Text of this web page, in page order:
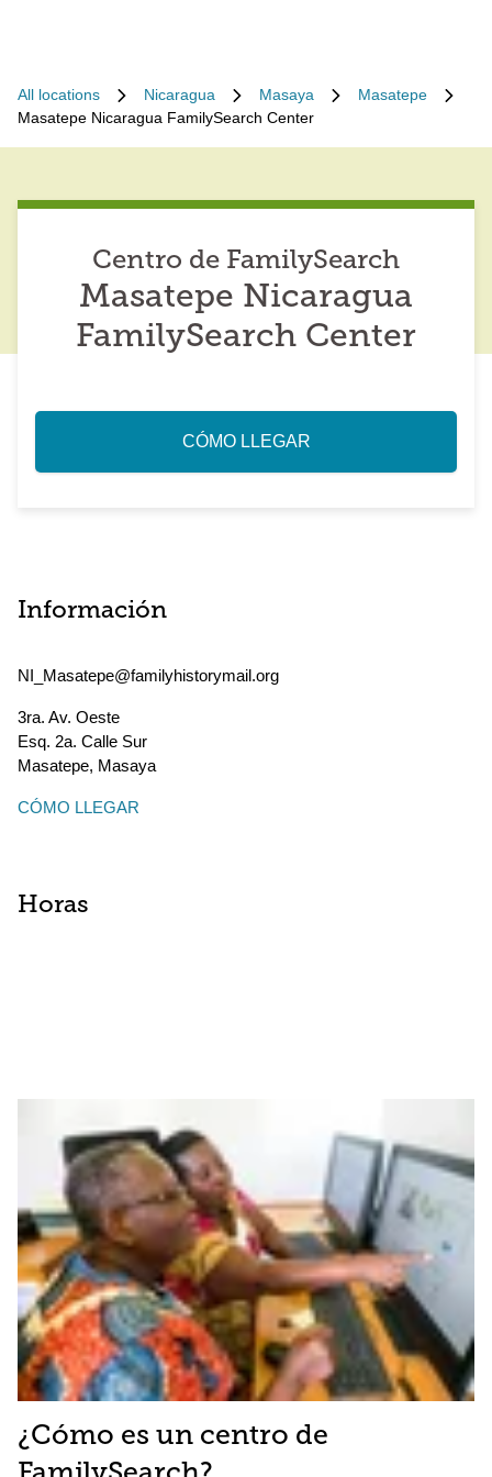
All locations Nicaragua Masaya
Masatepe
Masatepe Nicaragua FamilySearch Center
Centro de FamilySearch
Masatepe Nicaragua
FamilySearch Center
CÓMO LLEGAR
Información
NI_Masatepe@familyhistorymail.org
3ra. Av. Oeste
Esq. 2a. Calle Sur
Masatepe, Masaya
CÓMO LLEGAR
Horas
¿Cómo es un centro de